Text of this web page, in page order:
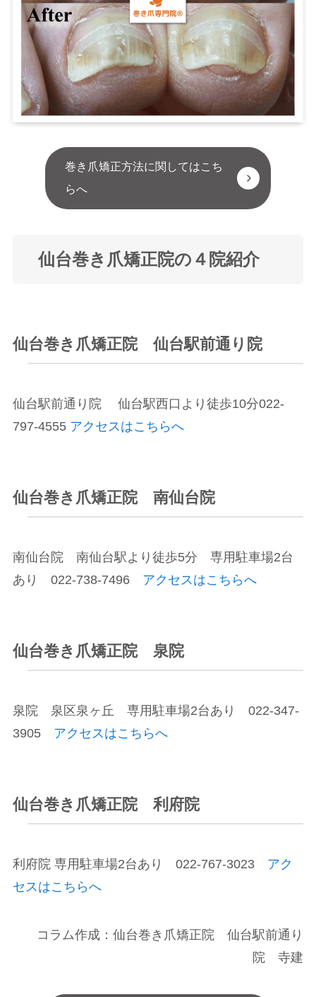
巻き爪矯正方法に関してはこち
らへ
仙台巻き爪矯正院の４院紹介
仙台巻き爪矯正院 仙台駅前通り院
仙台駅前通り院 仙台駅西口より徒歩10分022-
797-4555 アクセスはこちらへ
仙台巻き爪矯正院 南仙台院
南仙台院 南仙台駅より徒歩5分 専用駐車場2台
あり 022-738-7496 アクセスはこちらへ
仙台巻き爪矯正院 泉院
泉院 泉区泉ヶ丘 専用駐車場2台あり 022-347-
3905 アクセスはこちらへ
仙台巻き爪矯正院 利府院
利府院 専用駐車場2台あり 022-767-3023 アク
セスはこちらへ
コラム作成：仙台巻き爪矯正院 仙台駅前通り
院 寺建